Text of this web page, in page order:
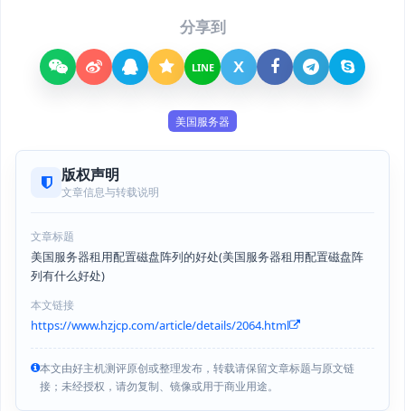
分享到
LINE X
美国服务器
版权声明
文章信息与转载说明
文章标题
美国服务器租用配置磁盘阵列的好处(美国服务器租用配置磁盘阵
列有什么好处)
本文链接
https://www.hzjcp.com/article/details/2064.html
本文由好主机测评原创或整理发布，转载请保留文章标题与原文链
接；未经授权，请勿复制、镜像或用于商业用途。